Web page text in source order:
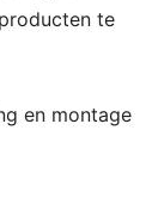
te
en montage